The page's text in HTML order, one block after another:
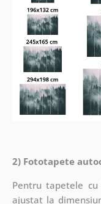
2) Fototapete
Pentru tapetele
ajustat la